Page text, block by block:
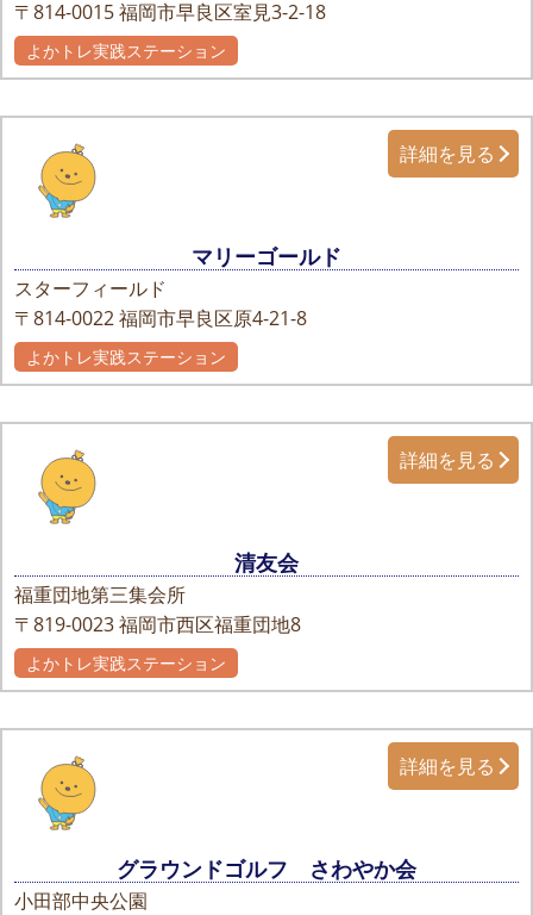
〒814-0015福岡市早良区室見3-2-18
よかトレ実践ステーション
マリーゴールド
スターフィールド
〒814-0022福岡市早良区原4-21-8
詳細を見る
よかトレ実践ステーション
清友会
福重団地第三集会所
〒819-0023福岡市西区福重団地8
詳細を見る
よかトレ実践ステーション
グラウンドゴルフ さわやか会
小田部中央公園
詳細を見る